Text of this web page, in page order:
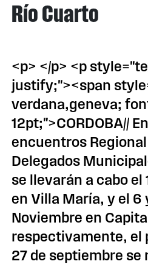
Río Cuarto
<p> </p> <p
justify;"><span
verdana,geneva;
12pt;">CORDOBA//
encuentros
Delegados
se llevarán a cabo el
en Villa María, y el 6
Noviembre en
respectivamente, el
27 de septiembre se